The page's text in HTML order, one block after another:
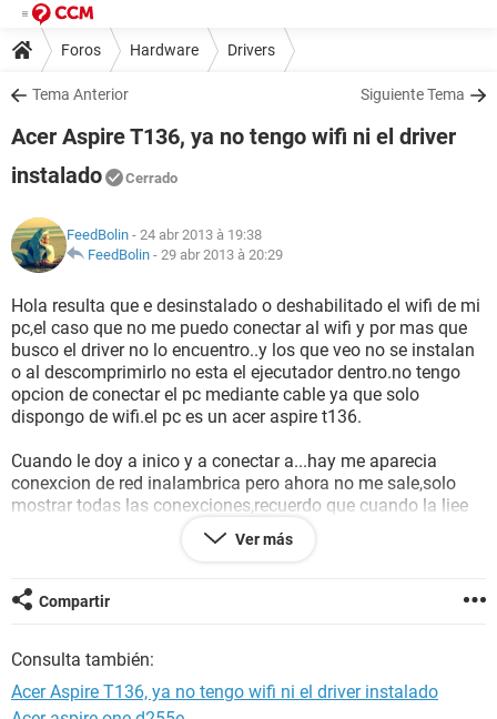
Foros Hardware Drivers
Tema Anterior Siguiente Tema
Acer Aspire T136, ya no tengo wifi ni el driver
instalado
Cerrado
FeedBolin - 24 abr 2013 à 19:38
FeedBolin - 29 abr 2013 à 20:29
Hola resulta que e desinstalado o deshabilitado el wifi de mi
pc,el caso que no me puedo conectar al wifi y por mas que
busco el driver no lo encuentro..y los que veo no se instalan
o al descomprimirlo no esta el ejecutador dentro.no tengo
opcion de conectar el pc mediante cable ya que solo
dispongo de wifi.el pc es un acer aspire t136.
Cuando le doy a inico y a conectar a...hay me aparecia
conexcion de red inalambrica pero ahora no me sale,solo
mostrar todas las conexciones,recuerdo que cuando la liee
sin quere,le di en conexciones inalambricas boton derecho y
desactivar =0 desde entonces ya no tengo wifi ni el driver
Espero que puedan echarme una mano y muchas gracias.
Ver más
Compartir
Consulta también:
Acer Aspire T136, ya no tengo wifi ni el driver instalado